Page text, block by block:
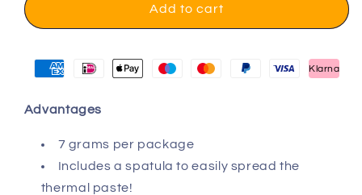
Add to cart
Klarna
Advantages
7 grams per package
Includes a spatula to easily spread the
thermal paste!